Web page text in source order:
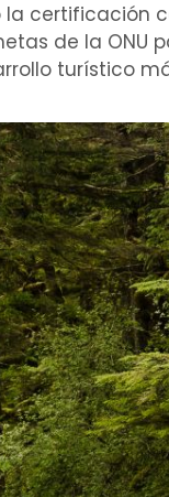
certificación
de la
turístico